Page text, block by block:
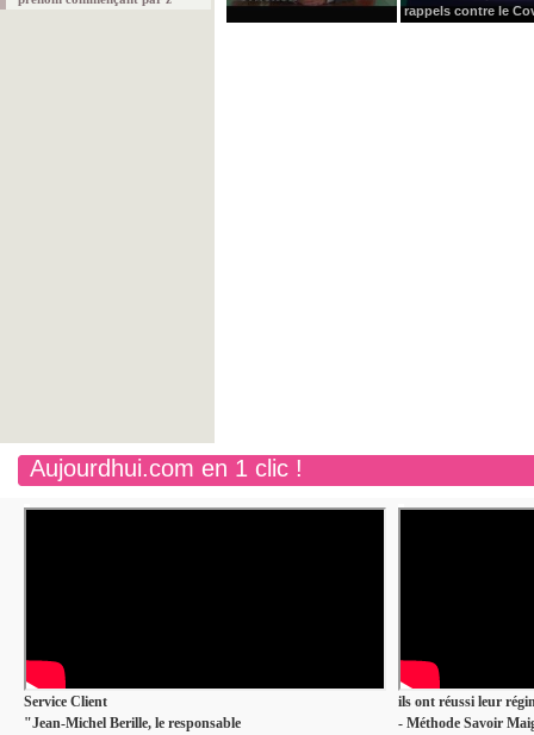
rappels contre le
Aujourdhui.com en 1 clic !
Service Client
"Jean-Michel Berille, le responsable
ils ont réussi leur
- Méthode Savoir